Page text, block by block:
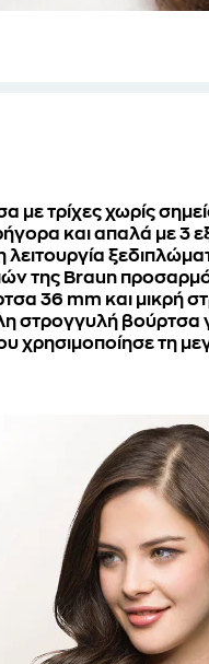
με τρίχες χωρίς
και απαλά με
λειτουργία
της Braun
36 mm και μικρή
στρογγυλή βούρτσα
χρησιμοποίησε τη